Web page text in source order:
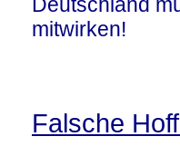
mitwirken!
Falsche